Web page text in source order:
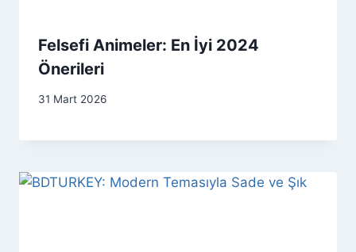
Felsefi Animeler: En İyi 2024
Önerileri
31 Mart 2026